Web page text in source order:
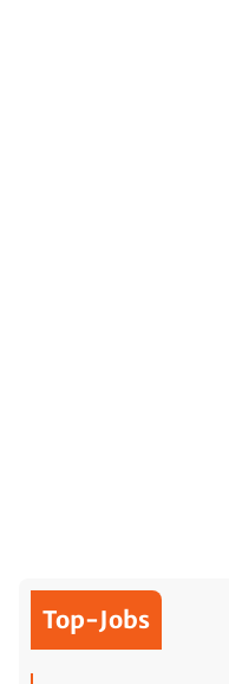
Top-Jobs